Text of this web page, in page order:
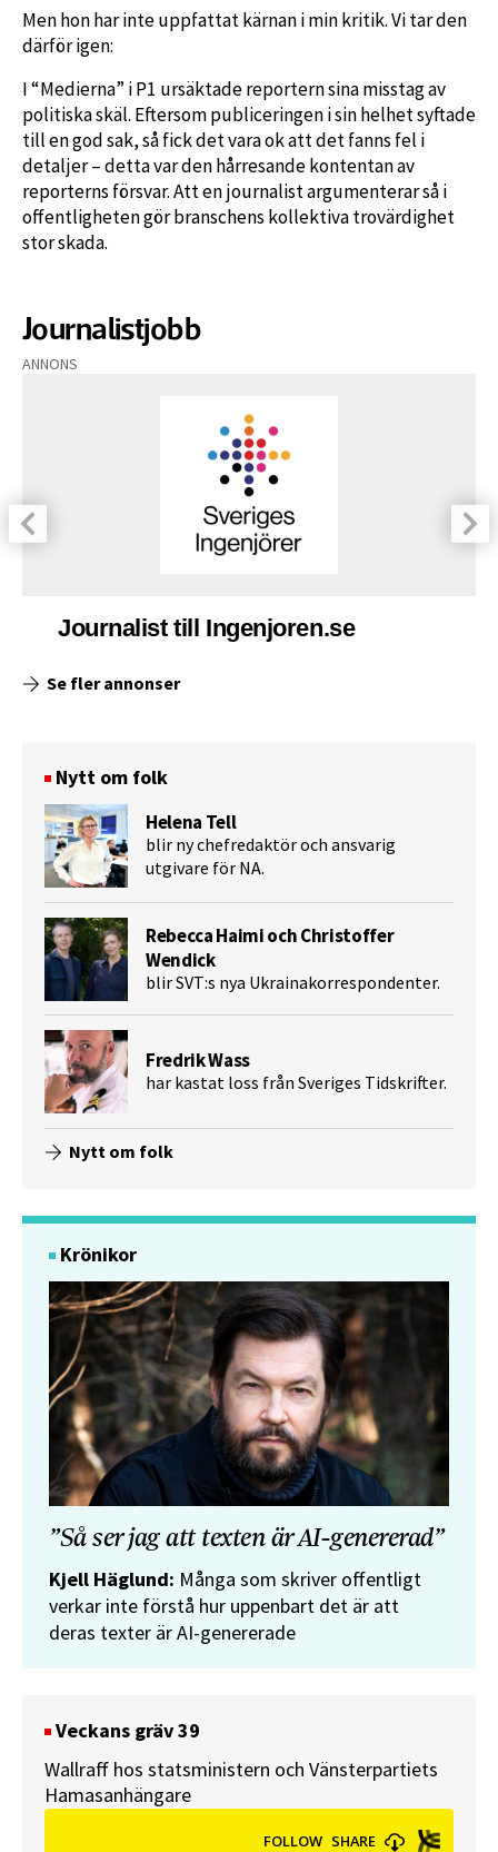
Men hon har inte uppfattat kärnan i min kritik. Vi tar den
därför igen:
I “Medierna” i P1 ursäktade reportern sina misstag av
politiska skäl. Eftersom publiceringen i sin helhet syftade
till en god sak, så fick det vara ok att det fanns fel i
detaljer – detta var den hårresande kontentan av
reporterns försvar. Att en journalist argumenterar så i
offentligheten gör branschens kollektiva trovärdighet
stor skada.
Journalistjobb
ANNONS
Journalist till Ingenjoren.se
Se fler annonser
Nytt om folk
Helena Tell
blir ny chefredaktör och ansvarig
utgivare för NA.
Rebecca Haimi och Christoffer
Wendick
blir SVT:s nya Ukrainakorrespondenter.
Fredrik Wass
har kastat loss från Sveriges Tidskrifter.
Nytt om folk
Krönikor
”Så ser jag att texten är AI-genererad”
Kjell Häglund: Många som skriver offentligt
verkar inte förstå hur uppenbart det är att
deras texter är AI-genererade
Veckans gräv 39
Wallraff hos statsministern och Vänsterpartiets
Hamasanhängare